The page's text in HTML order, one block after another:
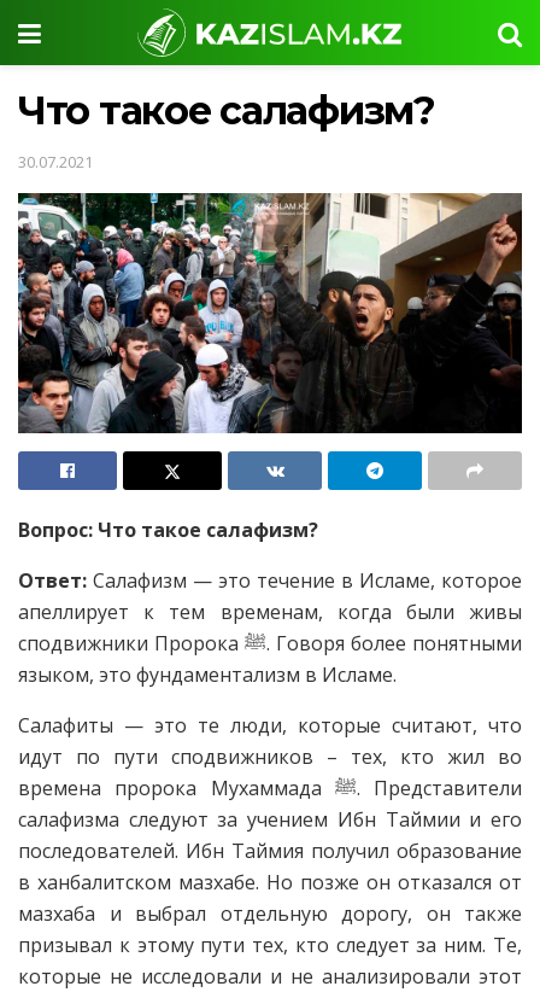
Что такое салафизм?
30.07.2021
Вопрос: Что такое салафизм?
Ответ: Салафизм — это течение в Исламе, которое
апеллирует к тем временам, когда были живы
сподвижники Пророка ﷺ. Говоря более понятными
языком, это фундаментализм в Исламе.
Салафиты — это те люди, которые считают, что
идут по пути сподвижников – тех, кто жил во
времена пророка Мухаммада ﷺ. Представители
салафизма следуют за учением Ибн Таймии и его
последователей. Ибн Таймия получил образование
в ханбалитском мазхабе. Но позже он отказался от
мазхаба и выбрал отдельную дорогу, он также
призывал к этому пути тех, кто следует за ним. Те,
которые не исследовали и не анализировали этот